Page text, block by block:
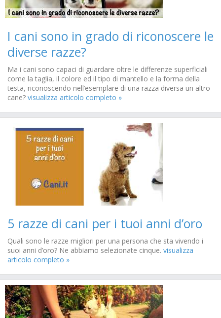
I cani sono in grado di riconoscere le
diverse razze?
Ma i cani sono capaci di guardare oltre le differenze superficiali
come la taglia, il colore ed il tipo di mantello e la forma della
testa, riconoscendo nell’esemplare di una razza diversa un altro
cane? visualizza articolo completo »
5 razze di cani per i tuoi anni d’oro
Quali sono le razze migliori per una persona che sta vivendo i
suoi anni d’oro? Ne abbiamo selezionate cinque. visualizza
articolo completo »